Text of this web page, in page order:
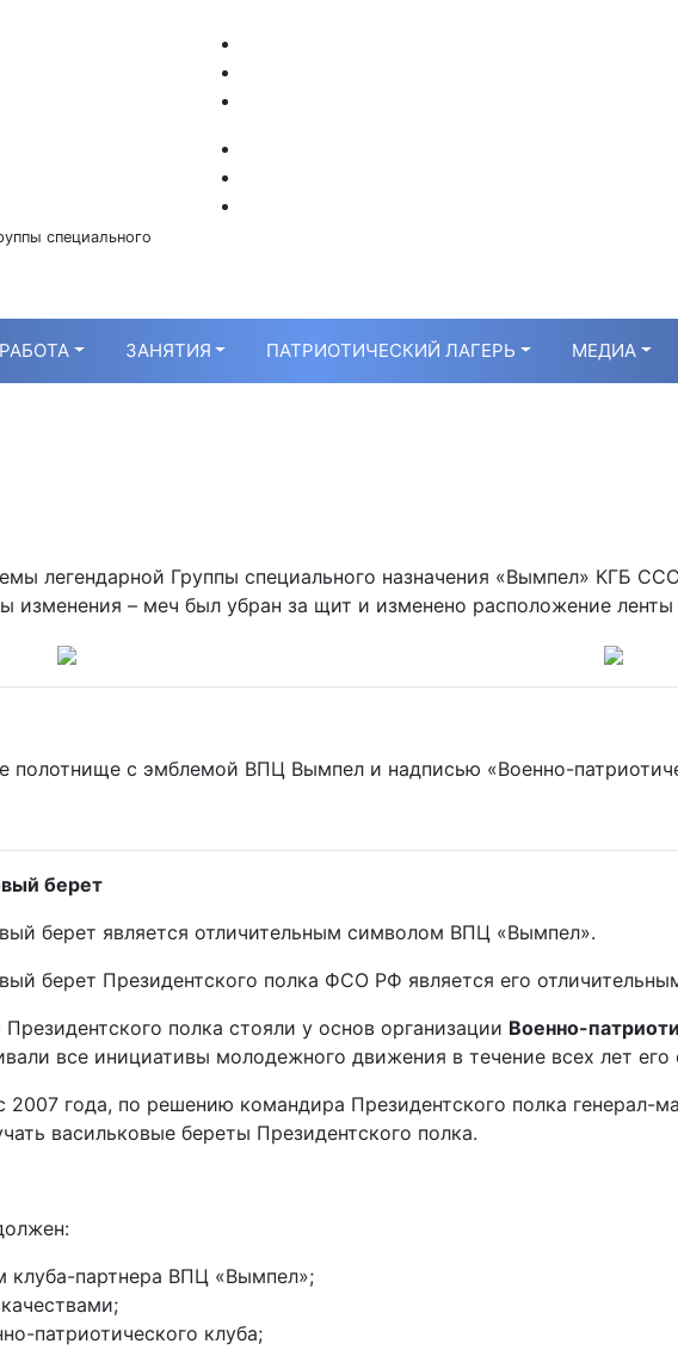
специального
ЗАНЯТИЯ ПАТРИОТИЧЕСКИЙ ЛАГЕРЬ МЕДИА
легендарной Группы специального назначения «Вымпел» КГБ
изменения – меч был убран за щит и изменено расположение
полотнище с эмблемой ВПЦ Вымпел и надписью «Военно-
берет
берет является отличительным символом ВПЦ «Вымпел».
берет Президентского полка ФСО РФ является его
полка стояли у основ организации Военно-
все инициативы молодежного движения в течение всех лет его
2007 года, по решению командира Президентского полка генерал-
васильковые береты Президентского полка.
партнера ВПЦ «Вымпел»;
патриотического клуба;